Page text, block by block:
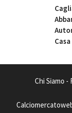
Chi Siamo -